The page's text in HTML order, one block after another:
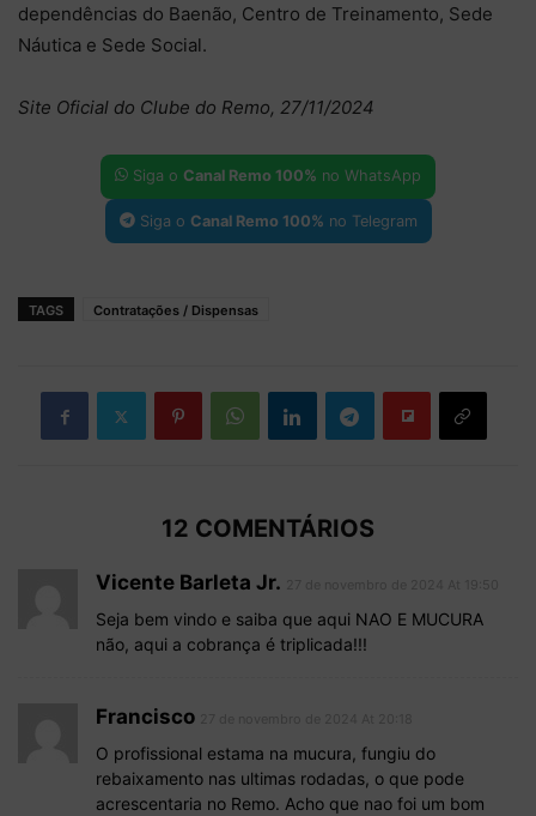
dependências do Baenão, Centro de Treinamento, Sede
Náutica e Sede Social.
Site Oficial do Clube do Remo, 27/11/2024
Siga o Canal Remo 100% no WhatsApp
Siga o Canal Remo 100% no Telegram
TAGS Contratações / Dispensas
12 COMENTÁRIOS
Vicente Barleta Jr.
Seja bem vindo e saiba que aqui NAO E MUCURA
não, aqui a cobrança é triplicada!!!
Francisco
O profissional estama na mucura, fungiu do
rebaixamento nas ultimas rodadas, o que pode
acrescentaria no Remo. Acho que nao foi um bom